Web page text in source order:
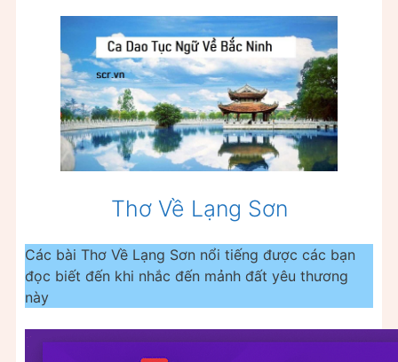
Thơ Về Lạng Sơn
Các bài Thơ Về Lạng Sơn nổi tiếng được các bạn
đọc biết đến khi nhắc đến mảnh đất yêu thương
này